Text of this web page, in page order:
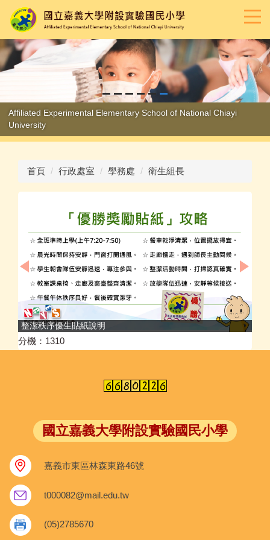
到
要
內
Affiliated Experimental Elementary School of National Chiayi
University
首頁 行政處室 學務處 衛生組長
整潔秩序優生貼紙說明
分機：1310
國立嘉義大學附設實驗國民小學
嘉義市東區林森東路46號
t000082@mail.edu.tw
(05)2785670